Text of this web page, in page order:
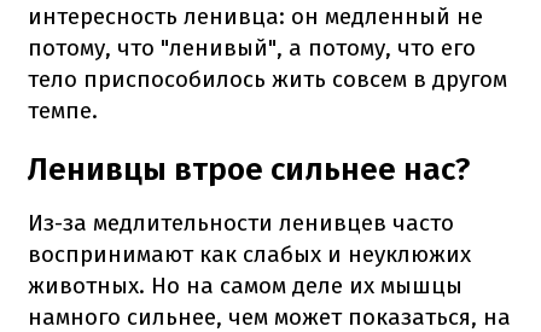
интересность ленивца: он медленный не
потому, что "ленивый", а потому, что его
тело приспособилось жить совсем в другом
темпе.
Ленивцы втрое сильнее нас?
Из-за медлительности ленивцев часто
воспринимают как слабых и неуклюжих
животных. Но на самом деле их мышцы
намного сильнее, чем может показаться, на